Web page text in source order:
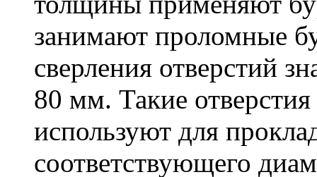
занимают проломные
сверления отверстий
80 мм. Такие
используют для
соответствующего